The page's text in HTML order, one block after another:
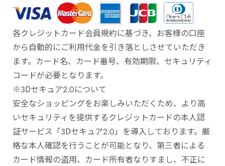
各クレジットカード会員規約に基づき、お客様の口座
から自動的にご利用代金を引き落としさせていただき
ます。カード名、カード番号、有効期限、セキュリティ
コードが必要となります。
※3Dセキュア2.0について
安全なショッピングをお楽しみいただくため、より高
いセキュリティを提供するクレジットカードの本人認
証サービス「3Dセキュア2.0」を導入しております。厳
格な本人確認を行うことが可能となり、第三者による
カード情報の盗用、カード所有者なりすまし、不正に